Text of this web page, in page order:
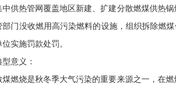
中供热管网覆盖地区新建、扩建分散燃煤供热
部门没收燃用高污染燃料的设施，组织拆除燃
实施罚款处罚。
意义：
烧是秋冬季大气污染的重要来源之一，在燃